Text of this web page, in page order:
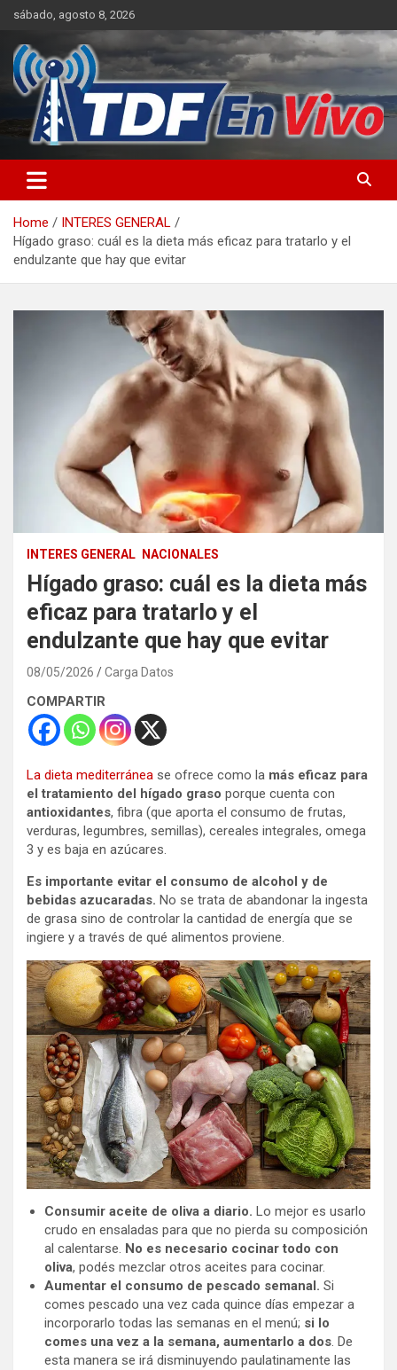
Skip
content
sábado, agosto 8, 2026
Home
INTERES GENERAL
Hígado graso: cuál es la dieta más eficaz para tratarlo y el
endulzante que hay que evitar
INTERES GENERAL NACIONALES
Hígado graso: cuál es la dieta más
eficaz para tratarlo y el
endulzante que hay que evitar
08/05/2026 Carga Datos
COMPARTIR
La dieta mediterránea se ofrece como la más eficaz para
el tratamiento del hígado graso porque cuenta con
antioxidantes, fibra (que aporta el consumo de frutas,
verduras, legumbres, semillas), cereales integrales, omega
3 y es baja en azúcares.
Es importante evitar el consumo de alcohol y de
bebidas azucaradas. No se trata de abandonar la ingesta
de grasa sino de controlar la cantidad de energía que se
ingiere y a través de qué alimentos proviene.
Consumir aceite de oliva a diario. Lo mejor es usarlo
crudo en ensaladas para que no pierda su composición
al calentarse. No es necesario cocinar todo con
oliva, podés mezclar otros aceites para cocinar.
Aumentar el consumo de pescado semanal. Si
comes pescado una vez cada quince días empezar a
incorporarlo todas las semanas en el menú; si lo
comes una vez a la semana, aumentarlo a dos. De
esta manera se irá disminuyendo paulatinamente las